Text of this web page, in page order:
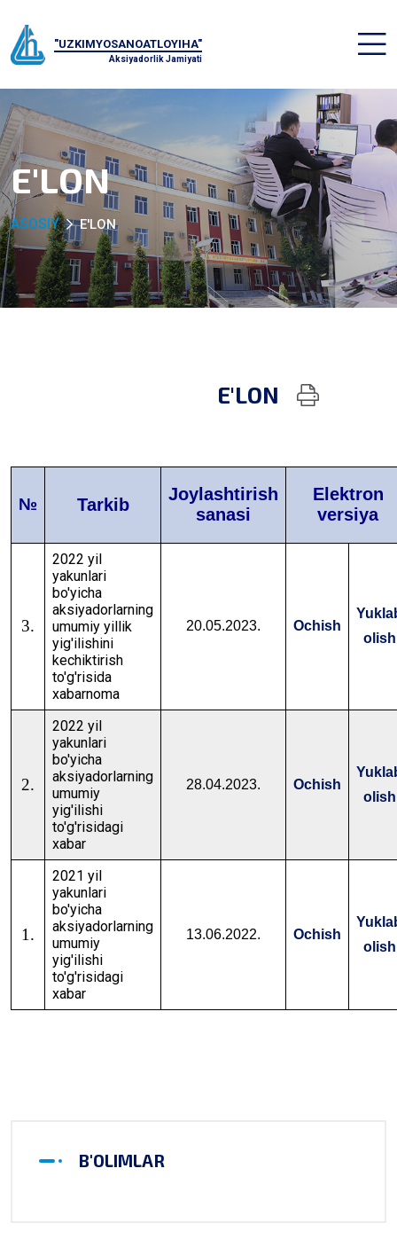
"UZKIMYOSANOATLOYIHA"
Aksiyadorlik Jamiyati
E'LON
ASOSIY E'LON
B'OLIMLAR
E'LON
№ Tarkib
Joylashtirish
sanasi
Elektron
versiya
3.
2022 yil
yakunlari
bo'yicha
aksiyadorlarning
umumiy yillik
yig'ilishini
kechiktirish
to'g'risida
xabarnoma
20.05.2023. Ochish
olish
2.
2022 yil
yakunlari
bo'yicha
aksiyadorlarning
umumiy
yig'ilishi
to'g'risidagi
xabar
28.04.2023. Ochish
olish
1.
2021 yil
yakunlari
bo'yicha
aksiyadorlarning
umumiy
yig'ilishi
to'g'risidagi
xabar
13.06.2022. Ochish
olish